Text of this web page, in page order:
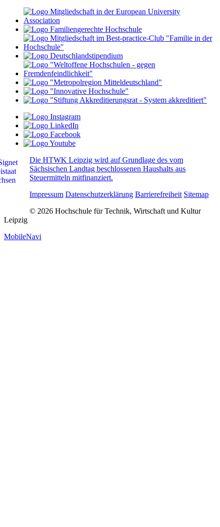
Die HTWK Leipzig wird auf Grundlage des vom
Sächsischen Landtag beschlossenen Haushalts aus
Steuermitteln mitfinanziert.
Impressum Datenschutzerklärung Barrierefreiheit Sitemap
© 2026 Hochschule für Technik, Wirtschaft und Kultur
Leipzig
MobileNavi